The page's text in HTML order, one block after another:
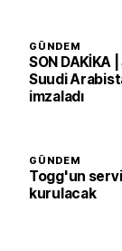
GÜNDEM
SON
Suudi
imzaladı
GÜNDEM
Togg'un
kurulacak